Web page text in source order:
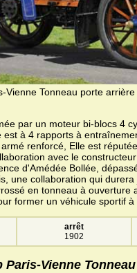
Vienne Tonneau porte arrière
par un moteur bi-blocs 4
est à 4 rapports à
renforcé, Elle est
avec le
d'Amédée Bollée,
une collaboration qui durera
en tonneau à ouverture
former un véhicule sportif à
arrêt
1902
Paris-Vienne